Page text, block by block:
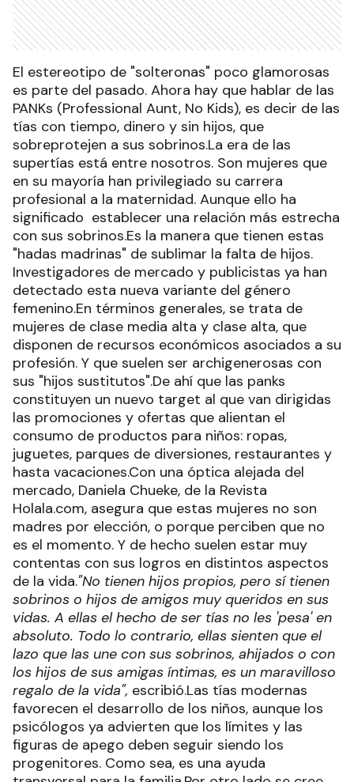
El estereotipo de "solteronas" poco glamorosas
es parte del pasado. Ahora hay que hablar de las
PANKs (Professional Aunt, No Kids), es decir de las
tías con tiempo, dinero y sin hijos, que
sobreprotejen a sus sobrinos.La era de las
supertías está entre nosotros. Son mujeres que
en su mayoría han privilegiado su carrera
profesional a la maternidad. Aunque ello ha
significado establecer una relación más estrecha
con sus sobrinos.Es la manera que tienen estas
"hadas madrinas" de sublimar la falta de hijos.
Investigadores de mercado y publicistas ya han
detectado esta nueva variante del género
femenino.En términos generales, se trata de
mujeres de clase media alta y clase alta, que
disponen de recursos económicos asociados a su
profesión. Y que suelen ser archigenerosas con
sus "hijos sustitutos".De ahí que las panks
constituyen un nuevo target al que van dirigidas
las promociones y ofertas que alientan el
consumo de productos para niños: ropas,
juguetes, parques de diversiones, restaurantes y
hasta vacaciones.Con una óptica alejada del
mercado, Daniela Chueke, de la Revista
Holala.com, asegura que estas mujeres no son
madres por elección, o porque perciben que no
es el momento. Y de hecho suelen estar muy
contentas con sus logros en distintos aspectos
de la vida."No tienen hijos propios, pero sí tienen
sobrinos o hijos de amigos muy queridos en sus
vidas. A ellas el hecho de ser tías no les 'pesa' en
absoluto. Todo lo contrario, ellas sienten que el
lazo que las une con sus sobrinos, ahijados o con
los hijos de sus amigas íntimas, es un maravilloso
regalo de la vida", escribió.Las tías modernas
favorecen el desarrollo de los niños, aunque los
psicólogos ya advierten que los límites y las
figuras de apego deben seguir siendo los
progenitores. Como sea, es una ayuda